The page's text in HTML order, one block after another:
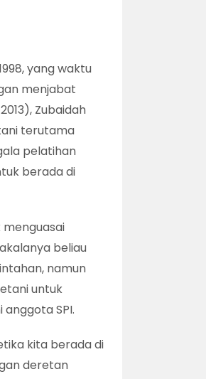
yang waktu
menjabat
Zubaidah
terutama
pelatihan
berada di
beliau
namun
untuk
SPI.
kita berada di
deretan